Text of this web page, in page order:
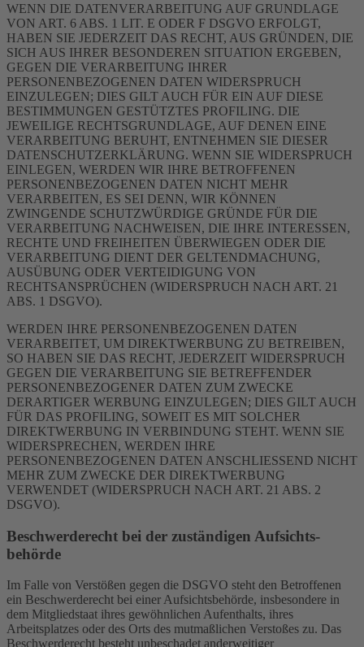
WENN DIE DATENVERARBEITUNG AUF GRUNDLAGE
VON ART. 6 ABS. 1 LIT. E ODER F DSGVO ERFOLGT,
HABEN SIE JEDERZEIT DAS RECHT, AUS GRÜNDEN, DIE
SICH AUS IHRER BESONDEREN SITUATION ERGEBEN,
GEGEN DIE VERARBEITUNG IHRER
PERSONENBEZOGENEN DATEN WIDERSPRUCH
EINZULEGEN; DIES GILT AUCH FÜR EIN AUF DIESE
BESTIMMUNGEN GESTÜTZTES PROFILING. DIE
JEWEILIGE RECHTSGRUNDLAGE, AUF DENEN EINE
VERARBEITUNG BERUHT, ENTNEHMEN SIE DIESER
DATENSCHUTZERKLÄRUNG. WENN SIE WIDERSPRUCH
EINLEGEN, WERDEN WIR IHRE BETROFFENEN
PERSONENBEZOGENEN DATEN NICHT MEHR
VERARBEITEN, ES SEI DENN, WIR KÖNNEN
ZWINGENDE SCHUTZWÜRDIGE GRÜNDE FÜR DIE
VERARBEITUNG NACHWEISEN, DIE IHRE INTERESSEN,
RECHTE UND FREIHEITEN ÜBERWIEGEN ODER DIE
VERARBEITUNG DIENT DER GELTENDMACHUNG,
AUSÜBUNG ODER VERTEIDIGUNG VON
RECHTSANSPRÜCHEN (WIDERSPRUCH NACH ART. 21
ABS. 1 DSGVO).
WERDEN IHRE PERSONENBEZOGENEN DATEN
VERARBEITET, UM DIREKTWERBUNG ZU BETREIBEN,
SO HABEN SIE DAS RECHT, JEDERZEIT WIDERSPRUCH
GEGEN DIE VERARBEITUNG SIE BETREFFENDER
PERSONENBEZOGENER DATEN ZUM ZWECKE
DERARTIGER WERBUNG EINZULEGEN; DIES GILT AUCH
FÜR DAS PROFILING, SOWEIT ES MIT SOLCHER
DIREKTWERBUNG IN VERBINDUNG STEHT. WENN SIE
WIDERSPRECHEN, WERDEN IHRE
PERSONENBEZOGENEN DATEN ANSCHLIESSEND NICHT
MEHR ZUM ZWECKE DER DIREKTWERBUNG
VERWENDET (WIDERSPRUCH NACH ART. 21 ABS. 2
DSGVO).
Beschwerde­recht bei der zuständigen Aufsichts­
behörde
Im Falle von Verstößen gegen die DSGVO steht den Betroffenen
ein Beschwerderecht bei einer Aufsichtsbehörde, insbesondere in
dem Mitgliedstaat ihres gewöhnlichen Aufenthalts, ihres
Arbeitsplatzes oder des Orts des mutmaßlichen Verstoßes zu. Das
Beschwerderecht besteht unbeschadet anderweitiger